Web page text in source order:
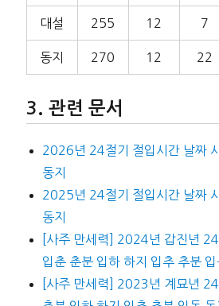
대설 255 12 7
동지 270 12 22
관련 문서
2026년 24절기 절입시간 날짜
동지
2025년 24절기 절입시간 날짜
동지
[사주 만세력] 2024년 갑진년
입춘 춘분 입하 하지 입추 추분 입
[사주 만세력] 2023년 계묘년